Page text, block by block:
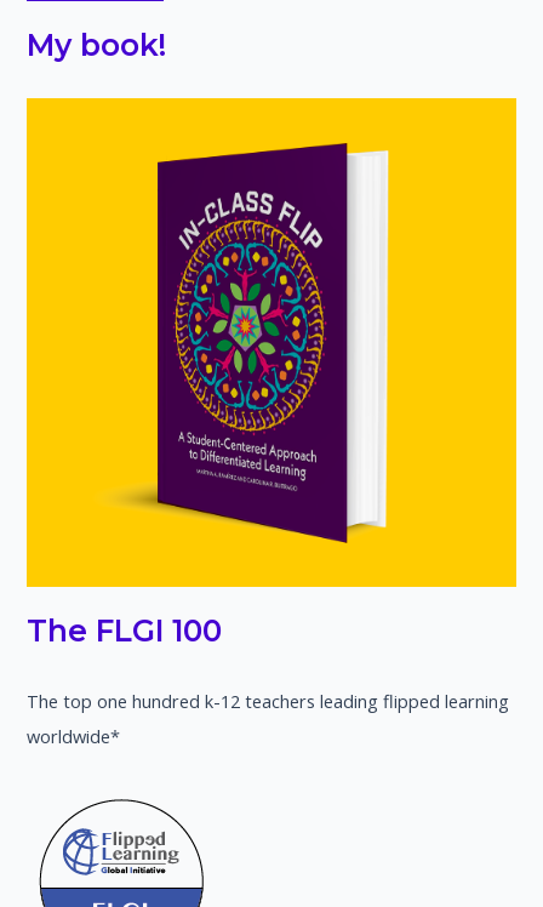
My book!
The FLGI 100
The top one hundred k-12 teachers leading flipped learning
worldwide*